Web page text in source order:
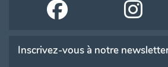
Inscrivez-vous à notre